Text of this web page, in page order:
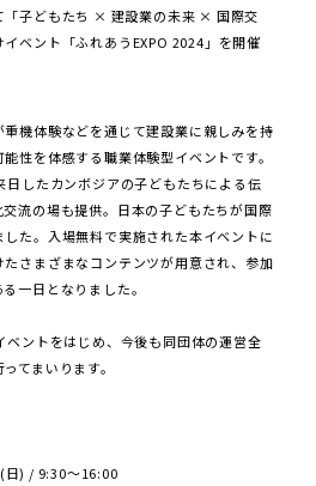
「子どもたち × 建設業の未来 × 国際交
ベント「ふれあうEXPO 2024」を開催
機体験などを通じて建設業に親しみを持
性を体感する職業体験型イベントです。
日したカンボジアの子どもたちによる伝
流の場も提供。日本の子どもたちが国際
た。入場無料で実施された本イベントに
さまざまなコンテンツが用意され、参加
一日となりました。
ベントをはじめ、今後も同団体の運営全
てまいります。
日) / 9:30～16:00